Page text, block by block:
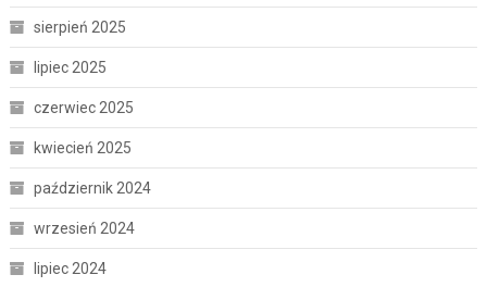
sierpień 2025
lipiec 2025
czerwiec 2025
kwiecień 2025
październik 2024
wrzesień 2024
lipiec 2024